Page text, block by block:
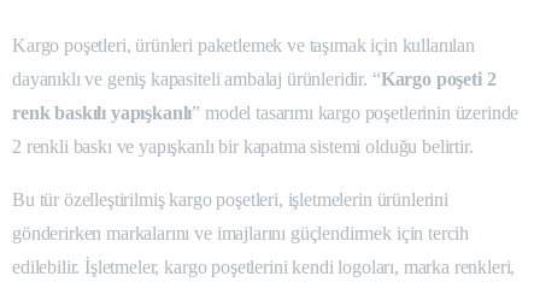
Kargo poşetleri, ürünleri paketlemek ve taşımak için kullanılan
dayanıklı ve geniş kapasiteli ambalaj ürünleridir. “Kargo poşeti 2
renk baskılı yapışkanlı” model tasarımı kargo poşetlerinin üzerinde
2 renkli baskı ve yapışkanlı bir kapatma sistemi olduğu belirtir.
Bu tür özelleştirilmiş kargo poşetleri, işletmelerin ürünlerini
gönderirken markalarını ve imajlarını güçlendirmek için tercih
edilebilir. İşletmeler, kargo poşetlerini kendi logoları, marka renkleri,